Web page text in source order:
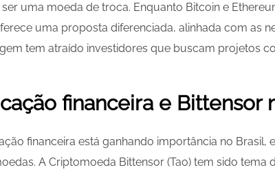
ser uma moeda de troca. Enquanto Bitcoin e
uma proposta diferenciada, alinhada com as
tem atraído investidores que buscam projetos
financeira e Bittensor
financeira está ganhando importância no
A Criptomoeda Bittensor (Tao) tem sido